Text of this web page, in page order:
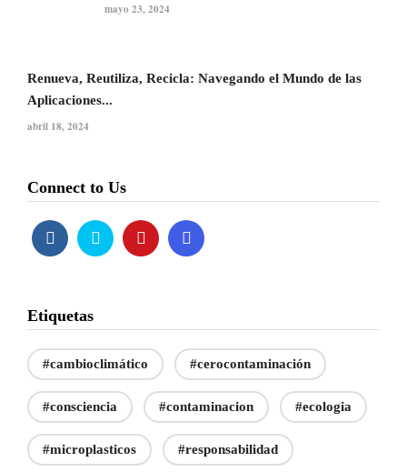
mayo 23, 2024
Renueva, Reutiliza, Recicla: Navegando el Mundo de las
Aplicaciones...
abril 18, 2024
Connect to Us
Etiquetas
#cambioclimático #cerocontaminación
#consciencia #contaminacion #ecologia
#microplasticos #responsabilidad